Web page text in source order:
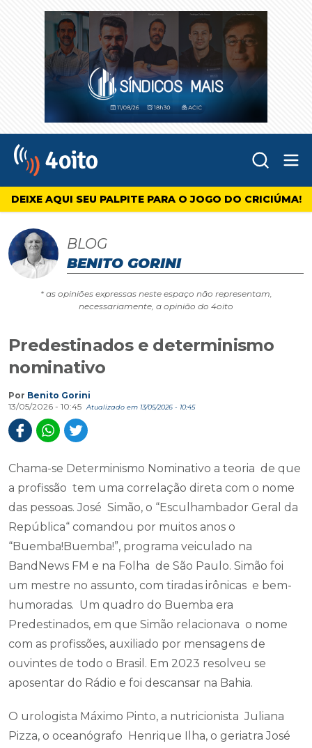
4oito
DEIXE AQUI SEU PALPITE PARA O JOGO DO CRICIÚMA!
BLOG
BENITO GORINI
* as opiniões expressas neste espaço não representam,
necessariamente, a opinião do 4oito
Predestinados e determinismo
nominativo
Por Benito Gorini
13/05/2026 - 10:45
Atualizado em 13/05/2026 - 10:45
Chama-se Determinismo Nominativo a teoria de que
a profissão tem uma correlação direta com o nome
das pessoas. José Simão, o “Esculhambador Geral da
República“ comandou por muitos anos o
“Buemba!Buemba!”, programa veiculado na
BandNews FM e na Folha de São Paulo. Simão foi
um mestre no assunto, com tiradas irônicas e bem-
humoradas. Um quadro do Buemba era
Predestinados, em que Simão relacionava o nome
com as profissões, auxiliado por mensagens de
ouvintes de todo o Brasil. Em 2023 resolveu se
aposentar do Rádio e foi descansar na Bahia.
O urologista Máximo Pinto, a nutricionista Juliana
Pizza, o oceanógrafo Henrique Ilha, o geriatra José